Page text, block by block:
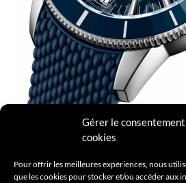
Gérer le
cookies
Pour offrir les meilleures expériences, nous
que les cookies pour stocker et/ou accéder aux
Breitling